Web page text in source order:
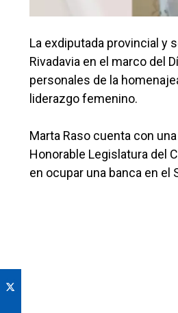
La exdiputada provincial y
Rivadavia en el marco del
personales de la
liderazgo femenino.
Marta Raso cuenta con
Honorable Legislatura del
en ocupar una banca en el